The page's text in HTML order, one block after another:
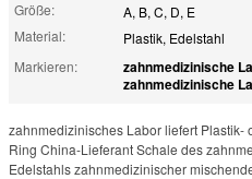
Größe:
A, B, C, D, E
Material:
Plastik, Edelstahl
Markieren:
zahnmedizinische
zahnmedizinische
zahnmedizinisches Labor liefert Plastik-
Ring China-Lieferant Schale des
Edelstahls zahnmedizinischer